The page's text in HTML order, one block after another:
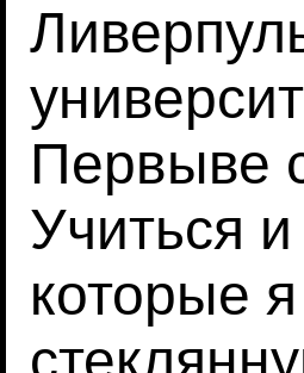
Первыве
Учиться
которые